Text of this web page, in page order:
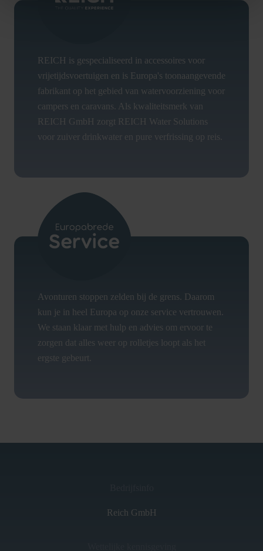
REICH is gespecialiseerd in accessoires voor
vrijetijdsvoertuigen en is Europa's toonaangevende
fabrikant op het gebied van watervoorziening voor
campers en caravans. Als kwaliteitsmerk van
REICH GmbH zorgt REICH Water Solutions
voor zuiver drinkwater en pure verfrissing op reis.
Avonturen stoppen zelden bij de grens. Daarom
kun je in heel Europa op onze service vertrouwen.
We staan klaar met hulp en advies om ervoor te
zorgen dat alles weer op rolletjes loopt als het
ergste gebeurt.
Reich GmbH